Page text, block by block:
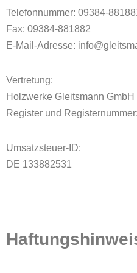
Telefonnummer: 09384-
Fax: 09384-881882
E-Mail-Adresse:
Vertretung:
Holzwerke Gleitsmann
Register und
Umsatzsteuer-ID:
DE 133882531